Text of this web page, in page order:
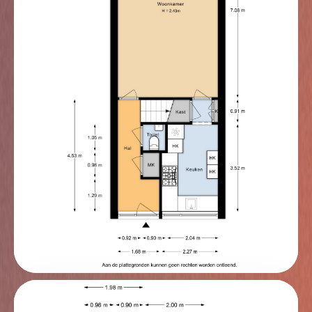
slaapkamers zijn netjes afgewerkt met schilderwerk
Middels een trap vanaf de overloop kom je op de
tweede verdieping. Hier bevinden zich 2 slaapkamers
en een ruime overloop. De gehele verdieping is medio
2002 gebouwd en voorzien van een geïsoleerde kap.
De slaapkamer aan de achterzijde heeft aluminium
kozijnen met dubbel glas (2022). De vloer is volledig
afgewerkt met laminaat en de wanden zijn gestuukt.
Op de overloop is een aanrecht met wastafel
de wasmachine en/of droger.